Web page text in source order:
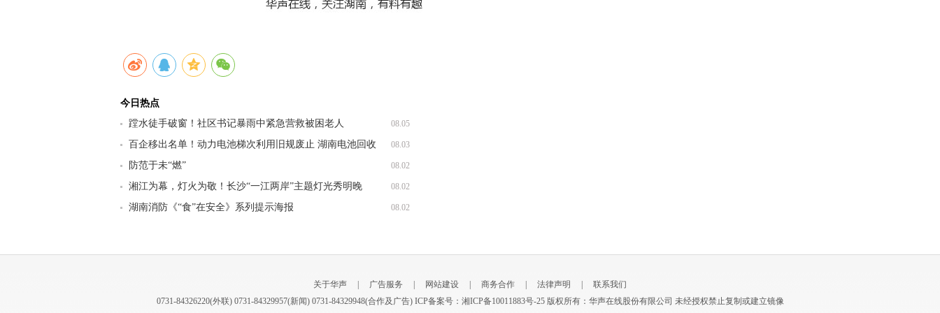
今日热点
蹚水徒手破窗！社区书记暴雨中紧急营救被困老人
08.05
百企移出名单！动力电池梯次利用旧规废止 湖南电池回收
行业迎来强监管洗牌
08.03
防范于未“燃” 08.02
湘江为幕，灯火为敬！长沙“一江两岸”主题灯光秀明晚
为“时代楷模”王戟点亮
08.02
湖南消防《“食”在安全》系列提示海报 08.02
关于华声 | 广告服务 | 网站建设 | 商务合作 | 法律声明 |
联系我们
0731-84326220(外联) 0731-84329957(新闻) 0731-84329948(合作及广告) ICP备案号： 湘ICP备10011883号-25版权所有：华声在线股份有限公司 未经授权禁止复制或建立镜像